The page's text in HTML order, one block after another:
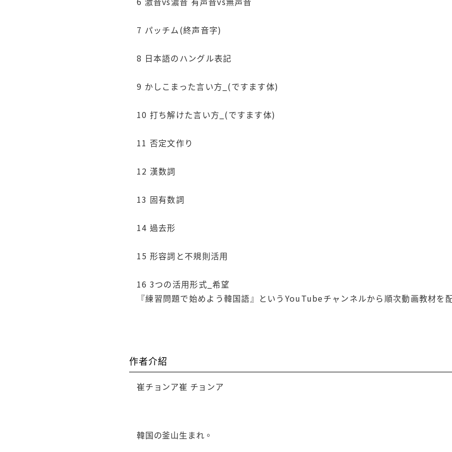
7 パッチム(終声音字)
8 日本語のハングル表記
9 かしこまった言い方_(ですます体)
10 打ち解けた言い方_(ですます体)
11 否定文作り
12 漢数詞
13 固有数詞
14 過去形
15 形容詞と不規則活用
16 3つの活用形式_希望
『練習問題で始めよう韓国語』というYouTubeチャンネルから順次動画教材を
作者介紹
崔チョンア崔 チョンア
韓国の釜山生まれ。